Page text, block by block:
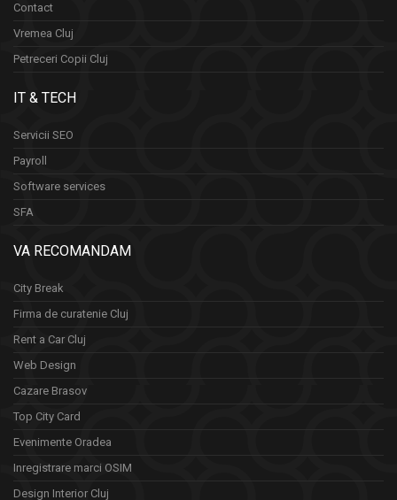
Contact
Vremea Cluj
Petreceri Copii Cluj
IT & TECH
Servicii SEO
Payroll
Software services
SFA
VA RECOMANDAM
City Break
Firma de curatenie Cluj
Rent a Car Cluj
Web Design
Cazare Brasov
Top City Card
Evenimente Oradea
Inregistrare marci OSIM
Design Interior Cluj